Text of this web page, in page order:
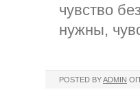
чувство
нужны,
POSTED BYADMIN